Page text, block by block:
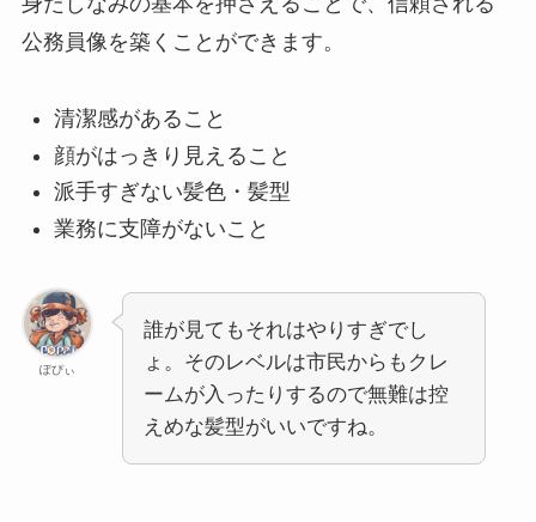
公務員像を築くことができます。
清潔感があること
顔がはっきり見えること
派手すぎない髪色・髪型
業務に支障がないこと
ぽぴぃ
誰が見てもそれはやりすぎでし
ょ。そのレベルは市民からもクレ
ームが入ったりするので無難は控
えめな髪型がいいですね。